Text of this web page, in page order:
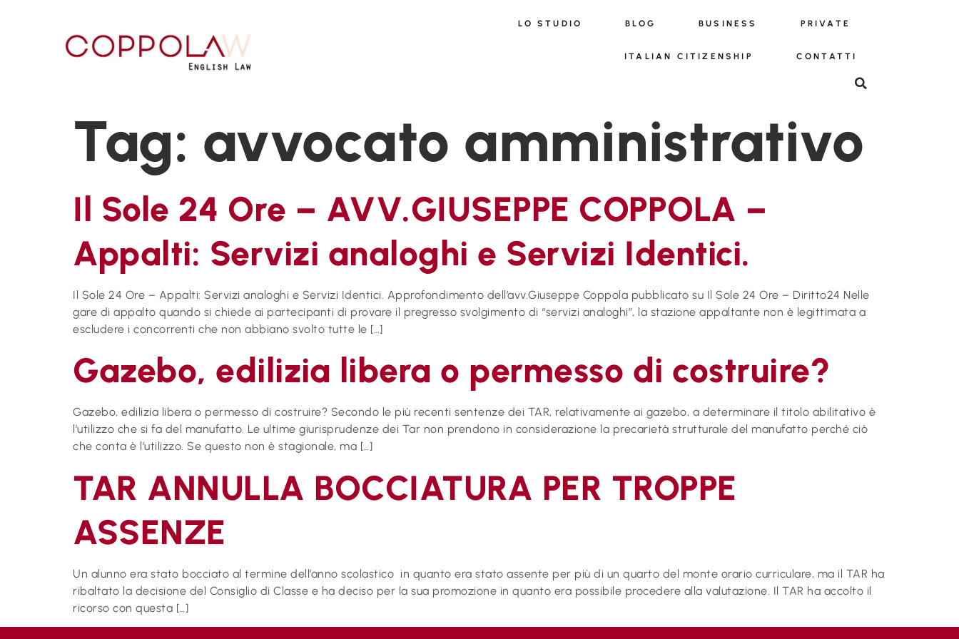
LO STUDIO BLOG BUSINESS PRIVATE
ITALIAN CITIZENSHIP CONTATTI
Tag: avvocato amministrativo
Il Sole 24 Ore – AVV.GIUSEPPE COPPOLA –
Appalti: Servizi analoghi e Servizi Identici.
Il Sole 24 Ore – Appalti: Servizi analoghi e Servizi Identici. Approfondimento dell’avv.Giuseppe Coppola pubblicato su Il Sole 24 Ore – Diritto24 Nelle
gare di appalto quando si chiede ai partecipanti di provare il pregresso svolgimento di “servizi analoghi”, la stazione appaltante non è legittimata a
escludere i concorrenti che non abbiano svolto tutte le […]
Gazebo, edilizia libera o permesso di costruire?
Gazebo, edilizia libera o permesso di costruire? Secondo le più recenti sentenze dei TAR, relativamente ai gazebo, a determinare il titolo abilitativo è
l’utilizzo che si fa del manufatto. Le ultime giurisprudenze dei Tar non prendono in considerazione la precarietà strutturale del manufatto perché ciò
che conta è l’utilizzo. Se questo non è stagionale, ma […]
TAR ANNULLA BOCCIATURA PER TROPPE
ASSENZE
Un alunno era stato bocciato al termine dell’anno scolastico in quanto era stato assente per più di un quarto del monte orario curriculare, ma il TAR ha
ribaltato la decisione del Consiglio di Classe e ha deciso per la sua promozione in quanto era possibile procedere alla valutazione. Il TAR ha accolto il
ricorso con questa […]